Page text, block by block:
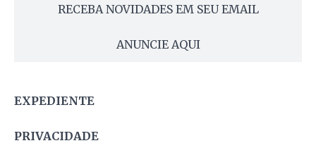
RECEBA NOVIDADES EM SEU EMAIL
ANUNCIE AQUI
EXPEDIENTE
PRIVACIDADE